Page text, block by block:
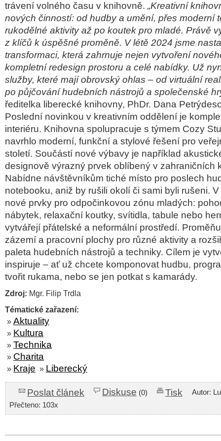
trávení volného času v knihovně. „Kreativní
nových činností: od hudby a umění, přes moderní
rukodělné aktivity až po koutek pro mladé. Právě
z klíčů k úspěšné proměně. V létě 2024 jsme
transformaci, která zahrnuje nejen vytvoření
kompletní redesign prostoru a celé nabídky. Už
služby, které mají obrovský ohlas – od virtuální
po půjčování hudebních nástrojů a společenské
ředitelka liberecké knihovny, PhDr. Dana
Poslední novinkou v kreativním oddělení je
interiéru. Knihovna spolupracuje s týmem Cozy
navrhlo moderní, funkční a stylové řešení pro
století. Součástí nové výbavy je například
designově výrazný prvek oblíbený v zahraničních
Nabídne návštěvníkům tiché místo pro poslech
notebooku, aniž by rušili okolí či sami byli rušeni.
nové prvky pro odpočinkovou zónu mladých:
nábytek, relaxační koutky, svítidla, tabule nebo
vytvářejí přátelské a neformální prostředí.
zázemí a pracovní plochy pro různé aktivity a
paleta hudebních nástrojů a techniky. Cílem je
inspiruje – ať už chcete komponovat hudbu,
tvořit rukama, nebo se jen potkat s kamarády.
Zdroj: Mgr. Filip Trdla
Tématické zařazení:
» Aktuality
» Kultura
» Technika
» Charita
» Kraje » Liberecký
Poslat článek Diskuse (0) Tisk
Autor:
Přečteno: 103x